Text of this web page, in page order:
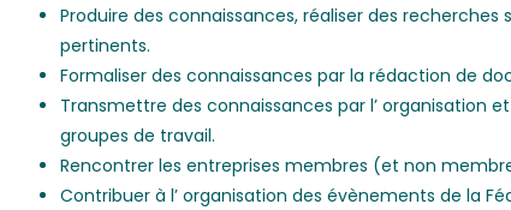
Produire des connaissances, réaliser des
pertinents.
Formaliser des connaissances par la rédaction de
Transmettre des connaissances par l’ organisation
groupes de travail.
Rencontrer les entreprises membres (et non
Contribuer à l’ organisation des évènements de la